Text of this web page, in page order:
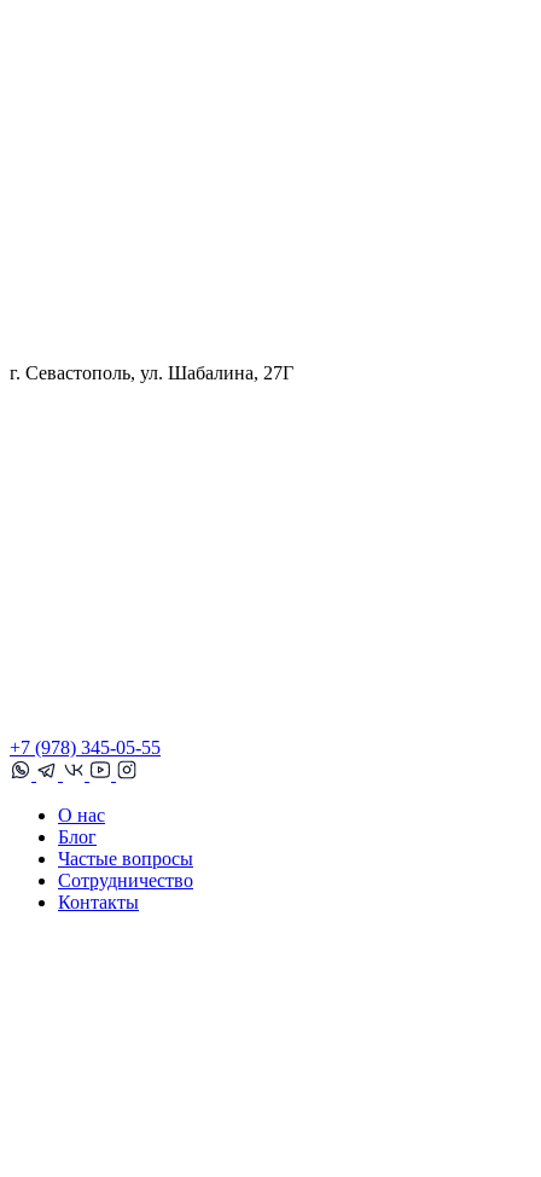
г. Севастополь, ул. Шабалина, 27Г
+7 (978) 345-05-55
О нас
Блог
Частые вопросы
Сотрудничество
Контакты